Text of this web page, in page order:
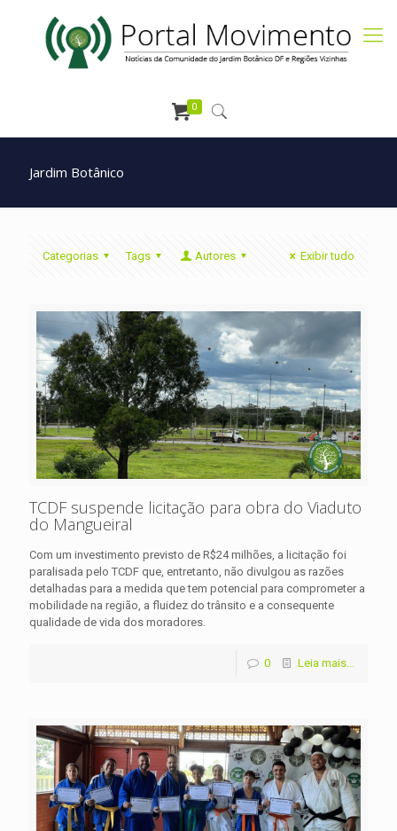
0
Jardim Botânico
Categorias Tags Autores Exibir tudo
TCDF suspende licitação para obra do Viaduto
do Mangueiral
Com um investimento previsto de R$24 milhões, a licitação foi
paralisada pelo TCDF que, entretanto, não divulgou as razões
detalhadas para a medida que tem potencial para comprometer a
mobilidade na região, a fluidez do trânsito e a consequente
qualidade de vida dos moradores.
0 Leia mais...